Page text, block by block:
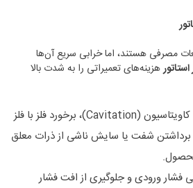
مصرفی هستند، اما خرابی سریع آن‌ها
هزینه‌های تعمیراتی را به شدت بالا
پدیده کاویتاسیون (Cavitation)، برخورد فلز با فلز
برداشتن شفت یا سایش ناشی از ذرات معلق
فشار ورودی و جلوگیری از افت فشار